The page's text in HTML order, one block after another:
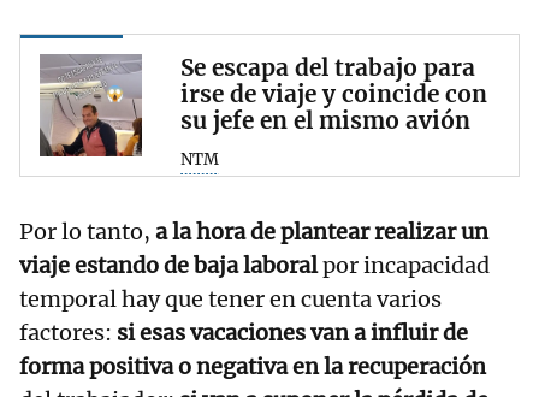
Se escapa del trabajo para
irse de viaje y coincide con
su jefe en el mismo avión
NTM
Por lo tanto, a la hora de plantear realizar un
viaje estando de baja laboralpor incapacidad
temporal hay que tener en cuenta varios
factores: si esas vacaciones van a influir de
forma positiva o negativa en la recuperación